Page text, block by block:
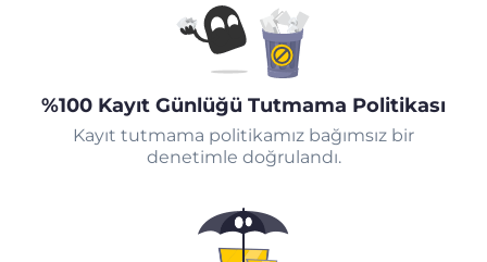
%100 Kayıt Günlüğü Tutmama Politikası
Kayıt tutmama politikamız bağımsız bir
denetimle doğrulandı.